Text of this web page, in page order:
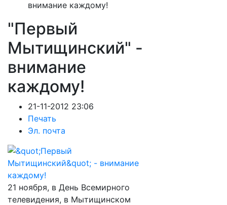
внимание каждому!
"Первый
Мытищинский" -
внимание
каждому!
21-11-2012 23:06
Печать
Эл. почта
21 ноября, в День Всемирного
телевидения, в Мытищинском